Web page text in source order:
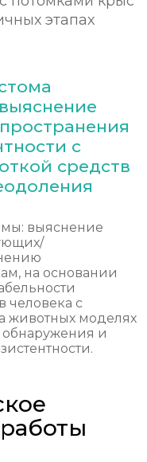
этапах
с
средств
выяснение
на основании
человека с
животных моделях
обнаружения и